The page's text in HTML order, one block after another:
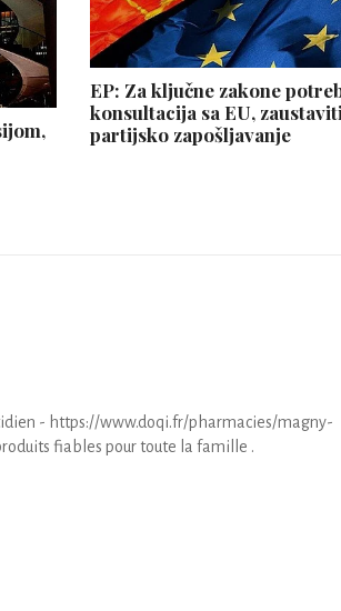
EP: Za ključne zakone
konsultacija sa EU,
partijsko zapošljavanje
- https://www.doqi.fr/pharmacies/magny-
fiables pour toute la famille .